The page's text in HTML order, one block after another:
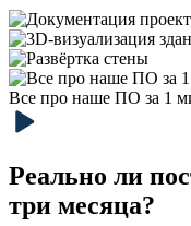
Все про наше ПО за 1
Реально ли
три месяца?